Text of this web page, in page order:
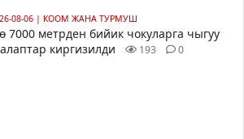
08-06 | КООМ ЖАНА ТУРМУШ
7000 метрден бийик чокуларга чыгуу
киргизилди
193 0